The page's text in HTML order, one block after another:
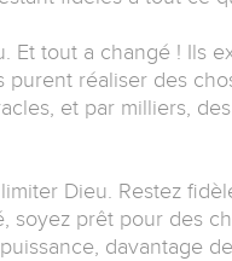
Et tout a changé ! Ils
purent réaliser des
et par milliers,
Dieu. Restez
soyez prêt pour des
davantage